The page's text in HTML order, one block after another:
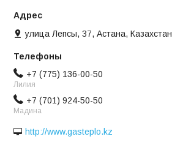
улица Лепсы, 37, Астана, Казахстан
+7 (775) 136-00-50
Лилия
+7 (701) 924-50-50
Мадина
http://www.gasteplo.kz